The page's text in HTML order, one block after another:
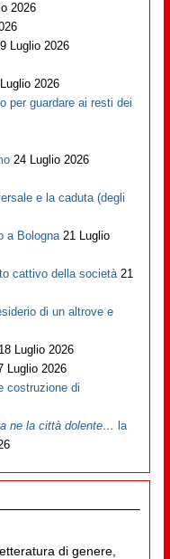
2026
Luglio 2026
2026
per guardare ai resti dei
24 Luglio 2026
e la caduta (degli
a Bologna 21 Luglio
cattivo della società 21
di un altrove e
18 Luglio 2026
Luglio 2026
costruzione di
ne la città dolente… la
di genere,